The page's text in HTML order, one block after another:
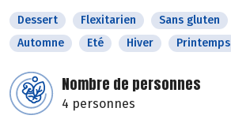
Dessert Flexitarien Sans gluten
Automne
Eté Hiver Printemps
Nombre de personnes
4 personnes